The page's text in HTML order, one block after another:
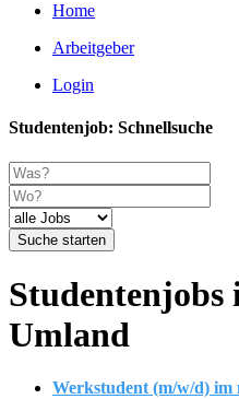
Home
Arbeitgeber
Login
Studentenjob: Schnellsuche
Suche starten
Studentenjobs
Umland